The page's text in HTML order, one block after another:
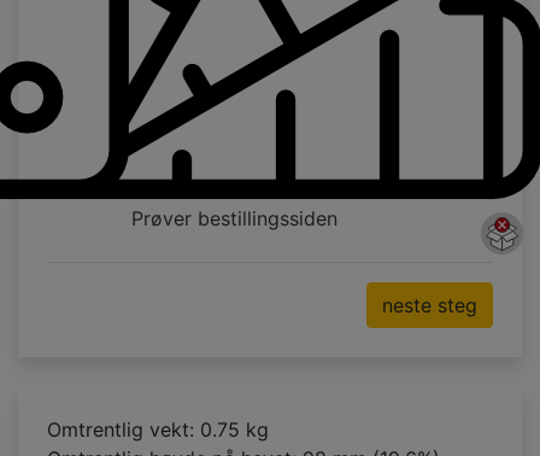
Prøver bestillingssiden
neste steg
Omtrentlig vekt: 0.75 kg